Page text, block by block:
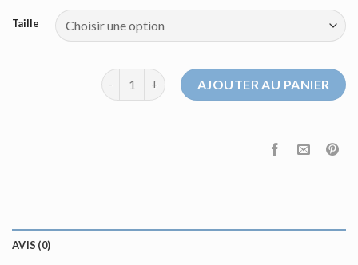
Taille
quantité de pull de marque homme
AJOUTER AU PANIER
AVIS (0)